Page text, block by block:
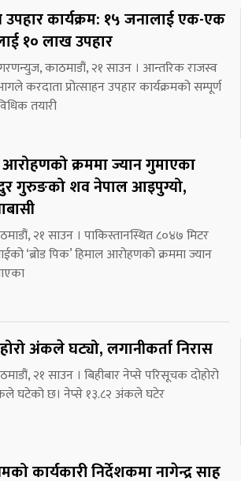
उपहार कार्यक्रम: १५ जनालाई एक-एक
१० लाख उपहार
काठमाडौं, २१ साउन । आन्तरिक राजस्व
करदाता प्रोत्साहन उपहार कार्यक्रमको सम्पूर्ण
तयारी
आरोहणको क्रममा ज्यान गुमाएका
गुरुङको शव नेपाल आइपुग्यो,
२१ साउन । पाकिस्तानस्थित ८०४७ मिटर
‘ब्रोड पिक’ हिमाल आरोहणको क्रममा ज्यान
अंकले घट्यो, लगानीकर्ता निरास
२१ साउन । बिहीबार नेप्से परिसूचक दोहोरो
घटेको छ। नेप्से १३.८२ अंकले घटेर
कार्यकारी निर्देशकमा नागेन्द्र साह